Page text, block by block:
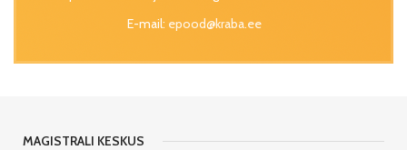
E-mail: epood@kraba.ee
MAGISTRALI KESKUS